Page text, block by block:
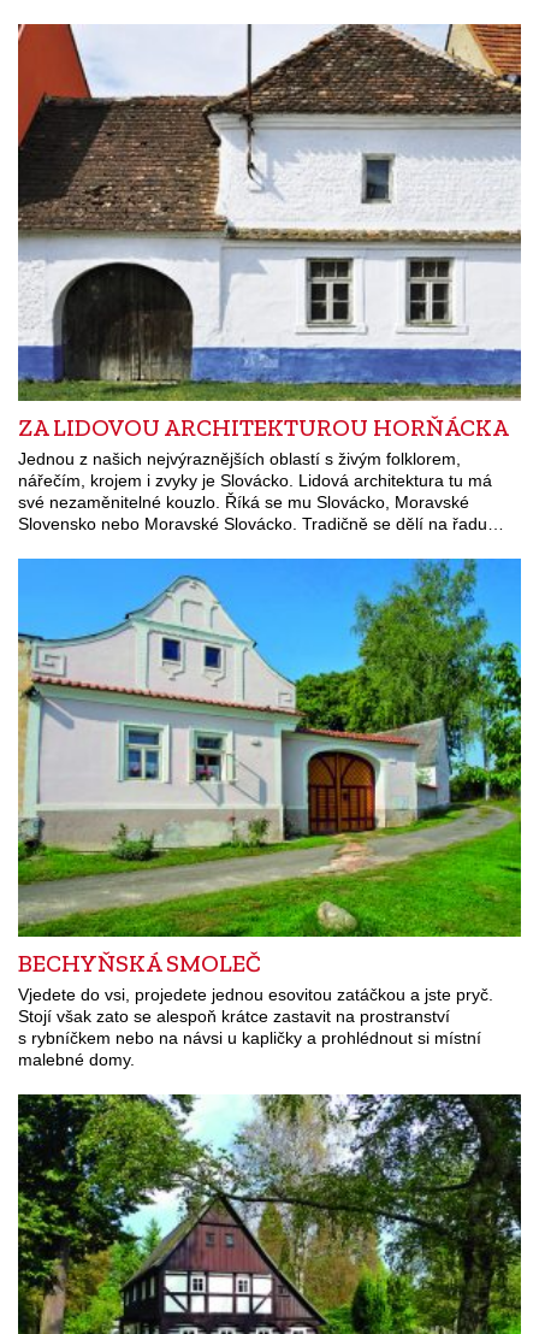
ZA LIDOVOU ARCHITEKTUROU HORŇÁCKA
Jednou z našich nejvýraznějších oblastí s živým folklorem,
nářečím, krojem i zvyky je Slovácko. Lidová architektura tu má
své nezaměnitelné kouzlo. Říká se mu Slovácko, Moravské
Slovensko nebo Moravské Slovácko. Tradičně se dělí na řadu…
BECHYŇSKÁ SMOLEČ
Vjedete do vsi, projedete jednou esovitou zatáčkou a jste pryč.
Stojí však zato se alespoň krátce zastavit na prostranství
s rybníčkem nebo na návsi u kapličky a prohlédnout si místní
malebné domy.